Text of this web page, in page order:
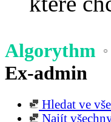
Algorythm
Ex-admin
Hledat ve
Najít